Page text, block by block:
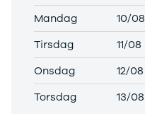
Mandag
10/08
Tirsdag
11/08
Onsdag
12/08
Torsdag
13/08